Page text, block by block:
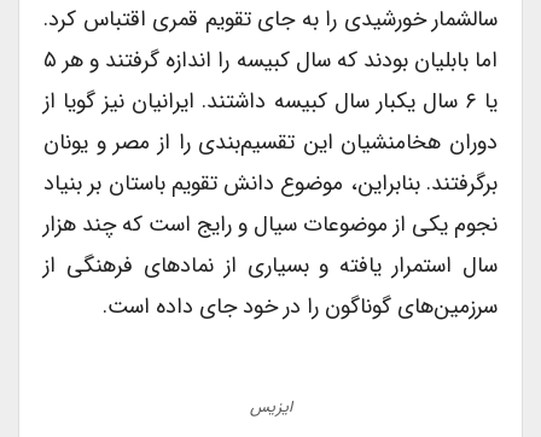
سالشمار خورشیدی را به جای تقویم قمری اقتباس کرد.
اما بابلیان بودند که سال کبیسه را اندازه گرفتند و هر ۵
یا ۶ سال یکبار سال کبیسه داشتند. ایرانیان نیز گویا از
دوران هخامنشیان این تقسیم‌بندی را از مصر و یونان
برگرفتند. بنابراین، موضوع دانش تقویم باستان بر بنیاد
نجوم یکی از موضوعات سیال و رایج است که چند هزار
سال استمرار یافته و بسیاری از نمادهای فرهنگی از
سرزمین‌های گوناگون را در خود جای داده است.
ایزیس